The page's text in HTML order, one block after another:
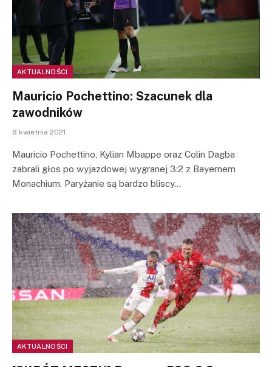
AKTUALNOŚCI
Mauricio Pochettino: Szacunek dla
zawodników
8 kwietnia 2021
Mauricio Pochettino, Kylian Mbappe oraz Colin Dagba
zabrali głos po wyjazdowej wygranej 3:2 z Bayernem
Monachium. Paryżanie są bardzo bliscy…
AKTUALNOŚCI